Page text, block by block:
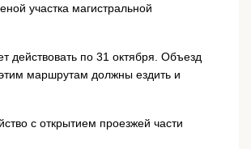
участка магистральной
по 31 октября. Объезд
маршрутам должны ездить и
с открытием проезжей части